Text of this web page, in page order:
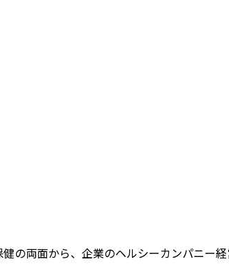
両面から、企業のヘルシーカンパニー